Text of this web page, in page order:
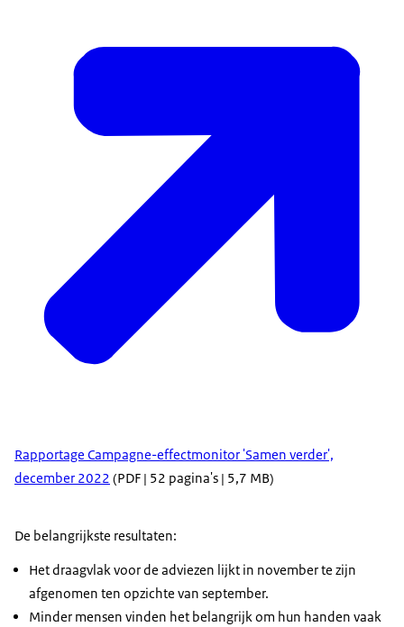
Rapportage Campagne-effectmonitor 'Samen verder',
december 2022 (PDF | 52 pagina's | 5,7 MB)
De belangrijkste resultaten:
Het draagvlak voor de adviezen lijkt in november te zijn
afgenomen ten opzichte van september.
Minder mensen vinden het belangrijk om hun handen vaak